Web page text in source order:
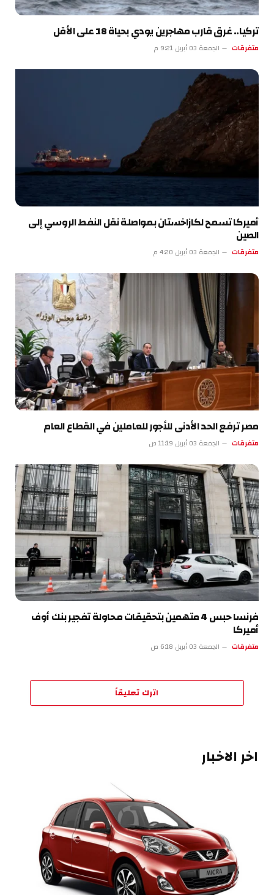
تركيا.. غرق قارب مهاجرين يودي بحياة 18 على الأقل
متفرقات الجمعة 03 أبريل 9:21 م
أميركا تسمح لكازاخستان بمواصلة نقل النفط الروسي إلى
الصين
متفرقات الجمعة 03 أبريل 4:20 م
مصر ترفع الحد الأدنى للأجور للعاملين في القطاع العام
متفرقات الجمعة 03 أبريل 11:19 ص
فرنسا حبس 4 متهمين بتحقيقات محاولة تفجير بنك أوف
أميركا
متفرقات الجمعة 03 أبريل 6:18 ص
اترك تعليقاً
اخر الاخبار